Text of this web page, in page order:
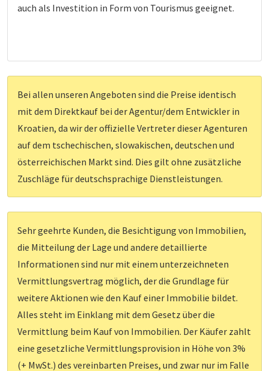
auch als Investition in Form von Tourismus geeignet.
Bei allen unseren Angeboten sind die Preise identisch
mit dem Direktkauf bei der Agentur/dem Entwickler in
Kroatien, da wir der offizielle Vertreter dieser Agenturen
auf dem tschechischen, slowakischen, deutschen und
österreichischen Markt sind. Dies gilt ohne zusätzliche
Zuschläge für deutschsprachige Dienstleistungen.
Sehr geehrte Kunden, die Besichtigung von Immobilien,
die Mitteilung der Lage und andere detaillierte
Informationen sind nur mit einem unterzeichneten
Vermittlungsvertrag möglich, der die Grundlage für
weitere Aktionen wie den Kauf einer Immobilie bildet.
Alles steht im Einklang mit dem Gesetz über die
Vermittlung beim Kauf von Immobilien. Der Käufer zahlt
eine gesetzliche Vermittlungsprovision in Höhe von 3%
(+ MwSt.) des vereinbarten Preises, und zwar nur im Falle